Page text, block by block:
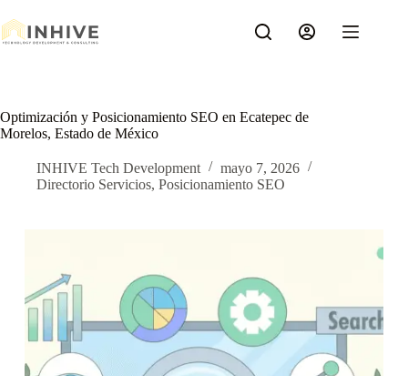
al
contenido
Optimización y Posicionamiento SEO en Ecatepec de
Morelos, Estado de México
INHIVE Tech Development
mayo 7, 2026
Directorio Servicios, Posicionamiento SEO